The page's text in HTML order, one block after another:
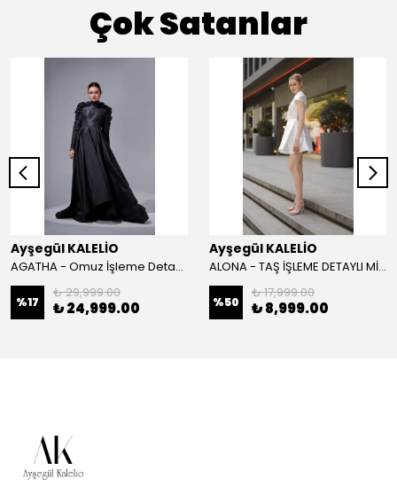
Çok Satanlar
Ayşegül KALELİO
AGATHA - Omuz İşleme Detaylı Davet Elbisesi
%17
₺ 29,999.00
₺ 24,999.00
Ayşegül KALELİO
ALONA - TAŞ İŞLEME DETAYLI MİNİ BOY DAVET ELBİSESİ
%50
₺ 17,999.00
₺ 8,999.00